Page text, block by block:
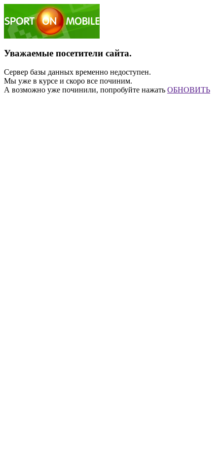
Уважаемые посетители сайта.
Сервер базы данных временно недоступен.
Мы уже в курсе и скоро все починим.
А возможно уже починили, попробуйте нажать ОБНОВИТЬ